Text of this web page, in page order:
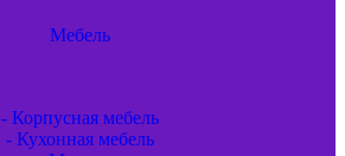
Мебель
- Корпусная мебель
- Кухонная мебель